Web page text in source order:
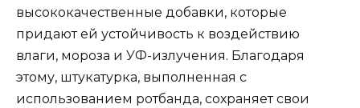
высококачественные добавки, которые
придают ей устойчивость к воздействию
влаги, мороза и УФ-излучения. Благодаря
этому, штукатурка, выполненная с
использованием ротбанда, сохраняет свои